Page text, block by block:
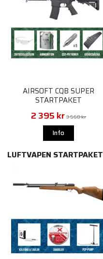
AIRSOFT CQB SUPER
STARTPAKET
2 395 kr 3 560 kr
Info
LUFTVAPEN STARTPAKET